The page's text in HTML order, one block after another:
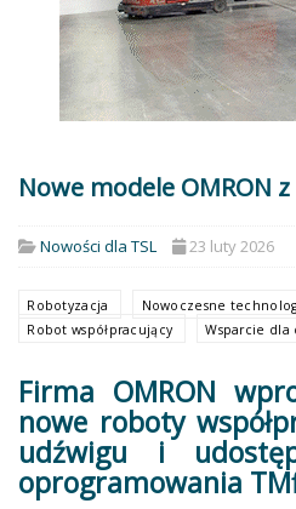
Nowe modele OMRON
Nowości dla TSL 23 luty 2026
Robotyzacja Nowoczesne
Robot współpracujący
Wsparcie dla
Firma OMRON
nowe roboty
udźwigu i
oprogramowania